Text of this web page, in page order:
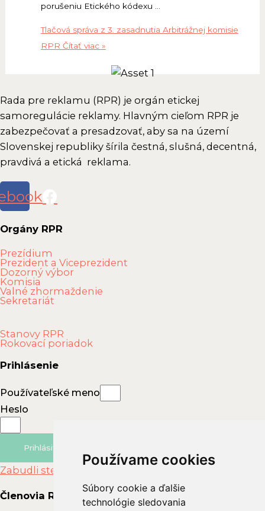
Používame cookies
Súbory cookie a ďalšie
technológie sledovania
Používame cookies
Súbory cookie a ďalšie
technológie sledovania
porušeniu Etického kódexu …
Tlačová správa z 3. zasadnutia Arbitrážnej komisie
RPR Čítať viac »
Rada pre reklamu (RPR) je orgán etickej
samoregulácie reklamy. Hlavným cieľom RPR je
zabezpečovať a presadzovať, aby sa na území
Slovenskej republiky šírila čestná, slušná, decentná,
pravdivá a etická reklama.
Orgány RPR
Prezídium
Prezident a Viceprezident
Dozorný výbor
Komisia
Valné zhormaždenie
Sekretariát
Stanovy RPR
Rokovací poriadok
Prihlásenie
Používateľské meno
Heslo
Prihlásiť sa
Zabudli ste heslo?
Členovia RPR